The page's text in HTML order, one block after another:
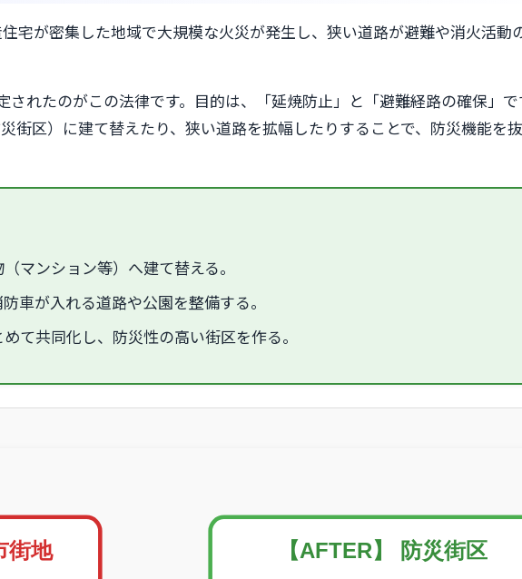
宅が密集した地域で大規模な火災が発生し、狭い道路が避難や消火活動
されたのがこの法律です。目的は、「延焼防止」と「避難経路の確保」
街区）に建て替えたり、狭い道路を拡幅したりすることで、防災機能を
マンション等）へ建て替える。
車が入れる道路や公園を整備する。
て共同化し、防災性の高い街区を作る。